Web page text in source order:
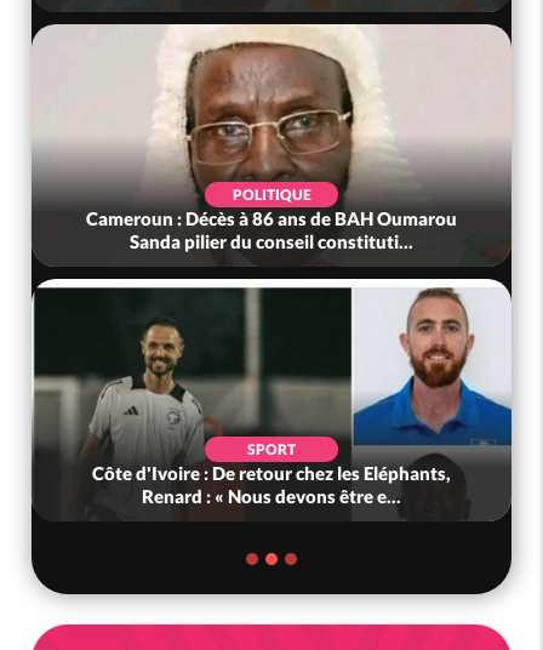
POLITIQUE
Cameroun : Décès à 86 ans de BAH Oumarou
Sanda pilier du conseil constituti...
SPORT
Côte d'Ivoire : De retour chez les Eléphants,
Renard : « Nous devons être e...